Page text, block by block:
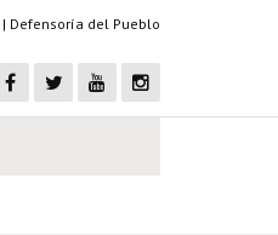
| Defensoría del Pueblo